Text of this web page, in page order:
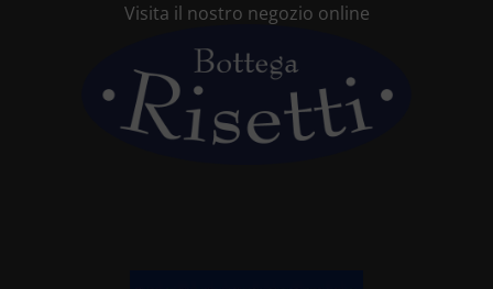
Visita il nostro negozio online